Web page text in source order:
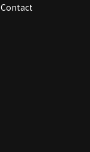
Contact